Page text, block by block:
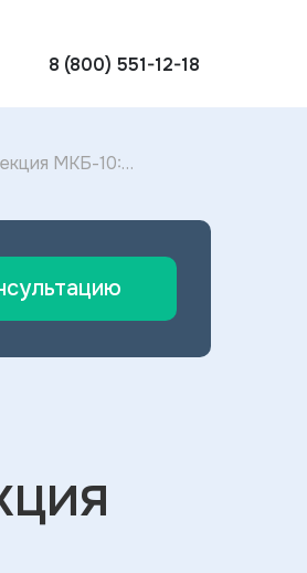
8 (800) 551-12-18
МКБ-10: